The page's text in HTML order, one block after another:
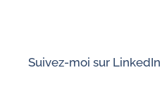
Suivez-moi sur